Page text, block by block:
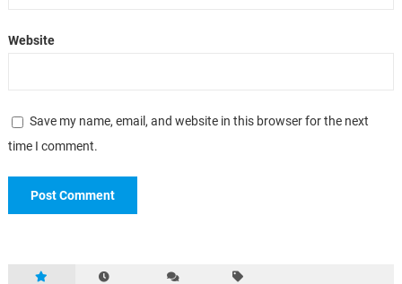
Website
Save my name, email, and website in this browser for the next
time I comment.